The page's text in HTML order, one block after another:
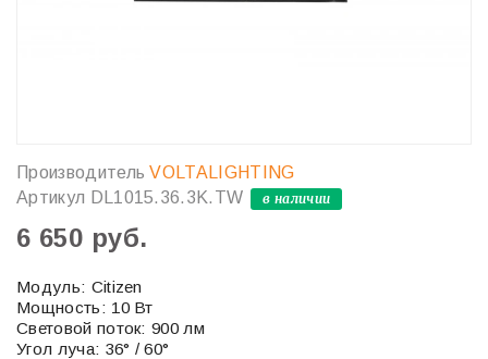
ПроизводительVOLTALIGHTING
Артикул DL1015.36.3K.TW в наличии
6 650 руб.
Модуль: Citizen
Мощность: 10 Вт
Световой поток: 900 лм
Угол луча: 36° / 60°